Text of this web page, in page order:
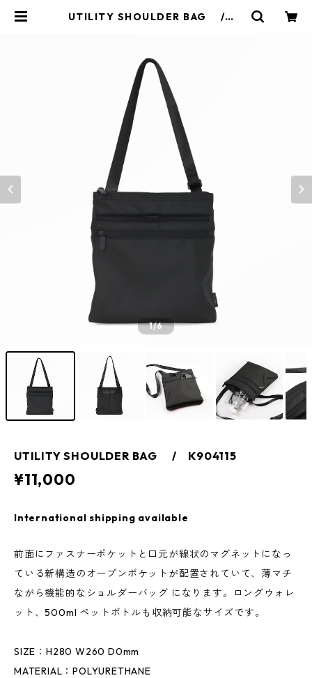
UTILITY SHOULDER BAG / K
1/6
UTILITY SHOULDER BAG / K904115
¥11,000
International shipping available
前面にファスナーポケットと口元が線状のマグネットになっ
ている新構造のオープンポケットが配置されていて、薄マチ
ながら機能的なショルダーバッグ になります。ロングウォレ
ット、500ml ペットボトルも収納可能なサイズです。
SIZE：H280 W260 D0mm
MATERIAL：POLYURETHANE